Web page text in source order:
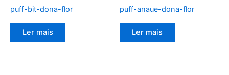
puff-bit-dona-flor
Ler mais
puff-anaue-dona-flor
Ler mais